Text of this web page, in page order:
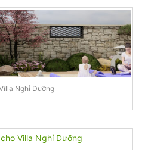
Nghỉ Dưỡng